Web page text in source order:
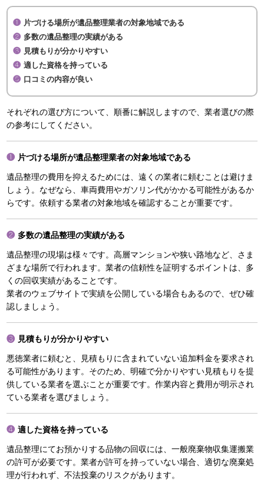
片づける場所が遺品整理業者の対象地域である
多数の遺品整理の実績がある
見積もりが分かりやすい
適した資格を持っている
口コミの内容が良い
それぞれの選び方について、順番に解説しますので、業者選びの際
の参考にしてください。
片づける場所が遺品整理業者の対象地域である
遺品整理の費用を抑えるためには、遠くの業者に頼むことは避けま
しょう。なぜなら、車両費用やガソリン代がかかる可能性があるか
らです。依頼する業者の対象地域を確認することが重要です。
多数の遺品整理の実績がある
遺品整理の現場は様々です。高層マンションや狭い路地など、さま
ざまな場所で行われます。業者の信頼性を証明するポイントは、多
くの回収実績があることです。
業者のウェブサイトで実績を公開している場合もあるので、ぜひ確
認しましょう。
見積もりが分かりやすい
悪徳業者に頼むと、見積もりに含まれていない追加料金を要求され
る可能性があります。そのため、明確で分かりやすい見積もりを提
供している業者を選ぶことが重要です。作業内容と費用が明示され
ている業者を選びましょう。
適した資格を持っている
遺品整理にてお預かりする品物の回収には、一般廃棄物収集運搬業
の許可が必要です。業者が許可を持っていない場合、適切な廃棄処
理が行われず、不法投棄のリスクがあります。